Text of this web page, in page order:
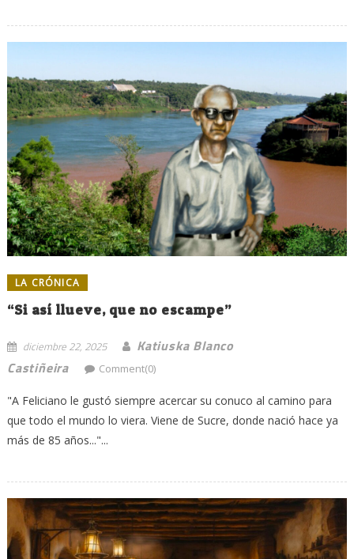
LA CRÓNICA
“Si así llueve, que no escampe”
diciembre 22, 2025
Katiuska Blanco
Castiñeira
Comment(0)
"A Feliciano le gustó siempre acercar su conuco al camino para
que todo el mundo lo viera. Viene de Sucre, donde nació hace ya
más de 85 años..."...